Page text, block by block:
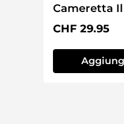
Cameretta
Totoro
Prezzo
CHF 29.95